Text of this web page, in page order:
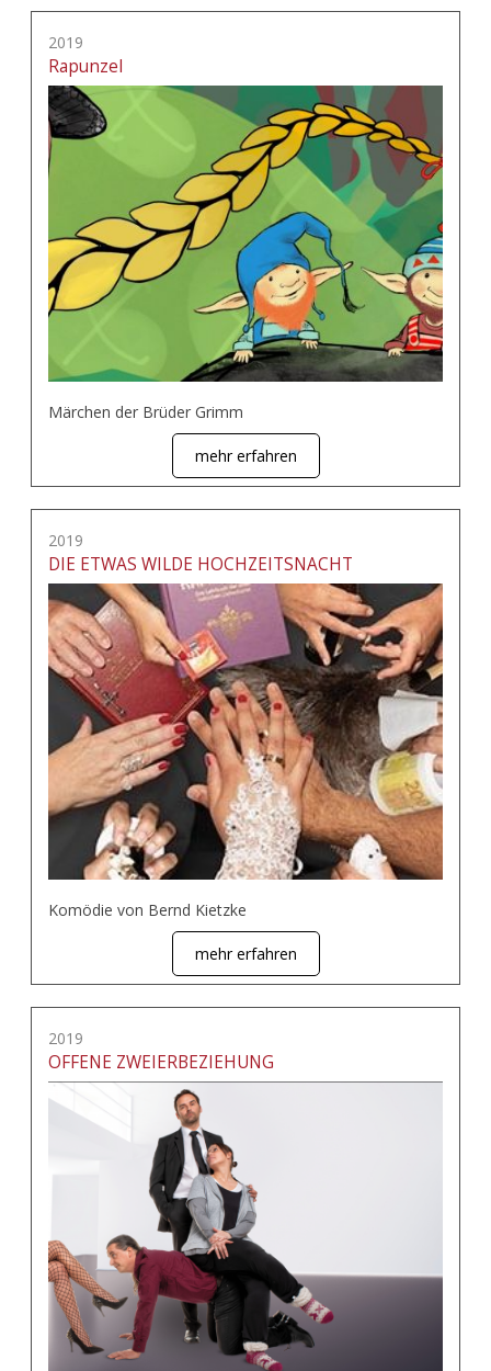
2019
Rapunzel
Märchen der Brüder Grimm
mehr erfahren
2019
DIE ETWAS WILDE HOCHZEITSNACHT
Komödie von Bernd Kietzke
mehr erfahren
2019
OFFENE ZWEIERBEZIEHUNG